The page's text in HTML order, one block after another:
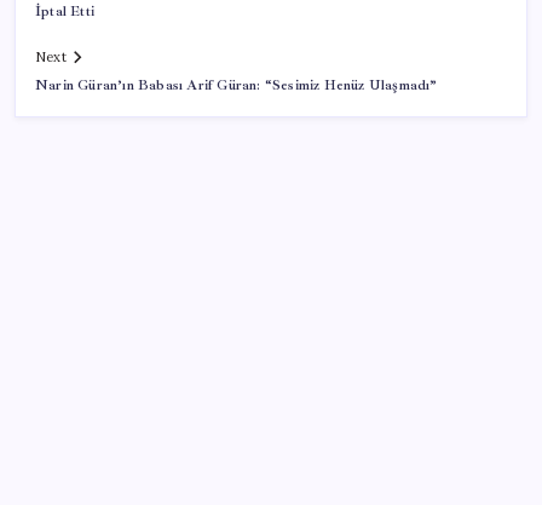
İptal Etti
Next
Narin Güran’ın Babası Arif Güran: “Sesimiz Henüz Ulaşmadı”